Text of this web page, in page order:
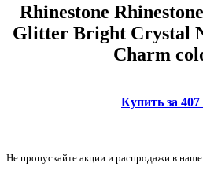
Rhinestone
Glitter Bright Crystal
Charm
Купить за
Не пропускайте акции и распродажи в